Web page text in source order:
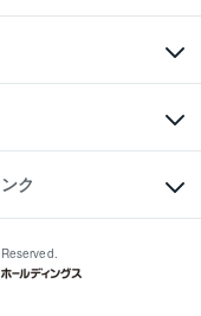
・お問い合わせ窓口）
停止について
ルクラブ
式会社まで
ョン
ク